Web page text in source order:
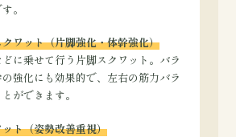
。
ワット（片脚強化・体幹強化）
に乗せて行う片脚スクワット。バラ
強化にも効果的で、左右の筋力バラ
ができます。
ト（姿勢改善重視）